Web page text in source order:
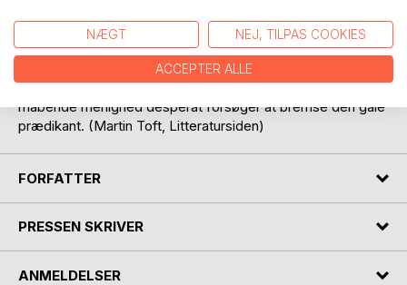
den dameglade præst, Adolf Mascani, som stort set er far
til alle børn i sognet. Når de unge piger snupper en
svømmetur, lurer præsten fra klitterne. I en central scene
afsværger Mascani ligefrem selve Herren, mens den
måbende menighed desperat forsøger at bremse den gale
prædikant. (Martin Toft, Litteratursiden)
FORFATTER
PRESSEN SKRIVER
ANMELDELSER
NÆGT NEJ, TILPAS COOKIES
ACCEPTER ALLE